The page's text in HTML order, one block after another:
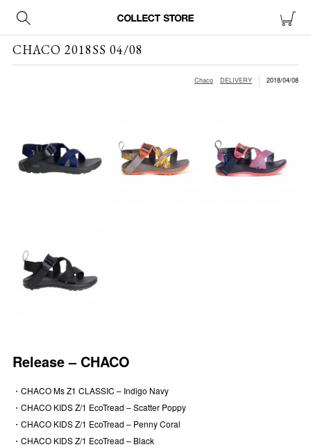
CHACO 2018SS 04/08
Chaco DELIVERY 2018/04/08
Release – CHACO
・CHACO Ms Z1 CLASSIC – Indigo Navy
・CHACO KIDS Z/1 EcoTread – Scatter Poppy
・CHACO KIDS Z/1 EcoTread – Penny Coral
・CHACO KIDS Z/1 EcoTread – Black